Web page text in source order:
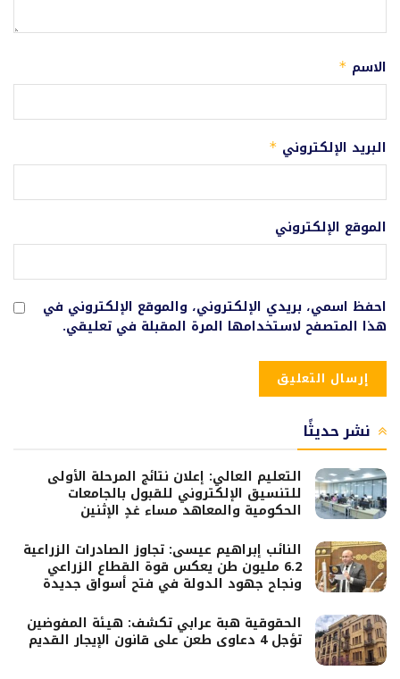
الاسم *
البريد الإلكتروني *
الموقع الإلكتروني
احفظ اسمي، بريدي الإلكتروني، والموقع الإلكتروني في
هذا المتصفح لاستخدامها المرة المقبلة في تعليقي.
نشر حديثًا
التعليم العالي: إعلان نتائج المرحلة الأولى
للتنسيق الإلكتروني للقبول بالجامعات
الحكومية والمعاهد مساء غدٍ الإثنين
النائب إبراهيم عيسى: تجاوز الصادرات الزراعية
6.2 مليون طن يعكس قوة القطاع الزراعي
ونجاح جهود الدولة في فتح أسواق جديدة
الحقوقية هبة عرابي تكشف: هيئة المفوضين
تؤجل 4 دعاوى طعن على قانون الإيجار القديم